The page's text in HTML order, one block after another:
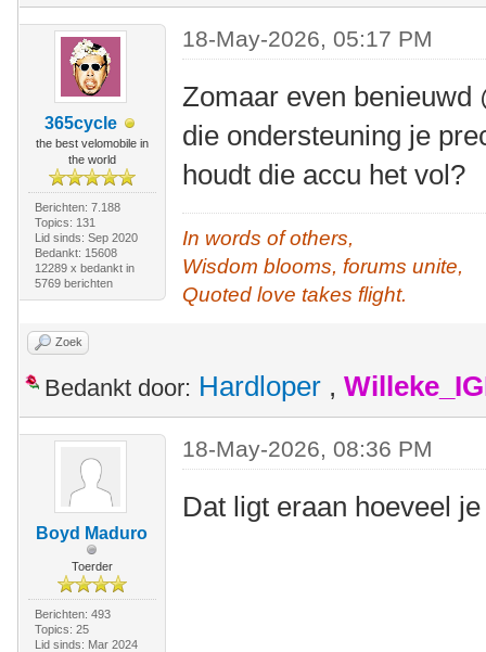
365cycle
the best velomobile in
the world
Berichten: 7.188
Topics: 131
Lid sinds: Sep 2020
Bedankt: 15608
12289 x bedankt in
5769 berichten
18-May-2026, 05:17 PM
Zomaar even benieuwd
die ondersteuning je
houdt die accu het vol?
In words of others,
Wisdom blooms, forums unite,
Quoted love takes flight.
Zoek
Bedankt door: Hardloper ,
Boyd Maduro
Toerder
Berichten: 493
Topics: 25
Lid sinds: Mar 2024
18-May-2026, 08:36 PM
Dat ligt eraan hoeveel